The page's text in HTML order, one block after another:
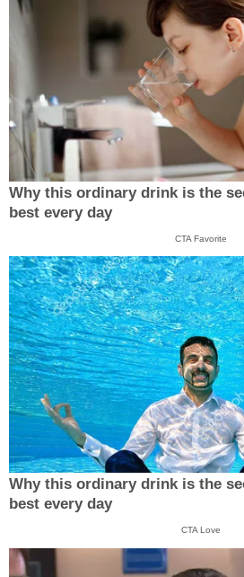
Why this ordinary drink is the
best every day
CTA Favorite
Why this ordinary drink is the
best every day
CTA Love